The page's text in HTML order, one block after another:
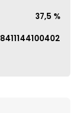
37,5 %
8411144100402